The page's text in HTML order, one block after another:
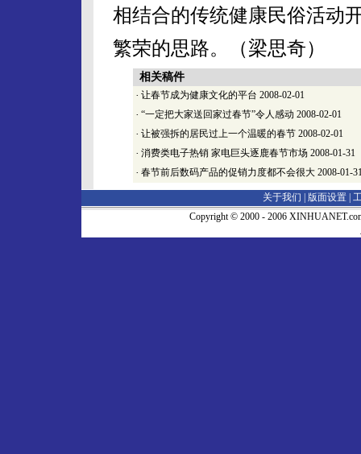
相结合的传统健康民俗活动
繁荣的思路。（梁思奇）
相关稿件
· 让春节成为健康文化的平台 2008-02-01
· “一定把大家送回家过春节”令人感动 2008-02-01
· 让被强拆的居民过上一个温暖的春节 2008-02-01
· 消费类电子热销 家电巨头逐鹿春节市场 2008-01-31
· 春节前后数码产品的促销力度都不会很大 2008-01-
关于我们 | 版面设置
Copyright © 2000 - 2006